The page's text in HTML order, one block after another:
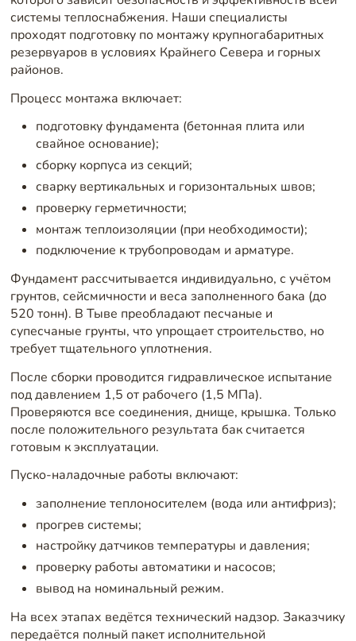
системы теплоснабжения. Наши специалисты
проходят подготовку по монтажу крупногабаритных
резервуаров в условиях Крайнего Севера и горных
районов.
Процесс монтажа включает:
подготовку фундамента (бетонная плита или
свайное основание);
сборку корпуса из секций;
сварку вертикальных и горизонтальных швов;
проверку герметичности;
монтаж теплоизоляции (при необходимости);
подключение к трубопроводам и арматуре.
Фундамент рассчитывается индивидуально, с учётом
грунтов, сейсмичности и веса заполненного бака (до
520 тонн). В Тыве преобладают песчаные и
супесчаные грунты, что упрощает строительство, но
требует тщательного уплотнения.
После сборки проводится гидравлическое испытание
под давлением 1,5 от рабочего (1,5 МПа).
Проверяются все соединения, днище, крышка. Только
после положительного результата бак считается
готовым к эксплуатации.
Пуско-наладочные работы включают:
заполнение теплоносителем (вода или антифриз);
прогрев системы;
настройку датчиков температуры и давления;
проверку работы автоматики и насосов;
вывод на номинальный режим.
На всех этапах ведётся технический надзор. Заказчику
передаётся полный пакет исполнительной